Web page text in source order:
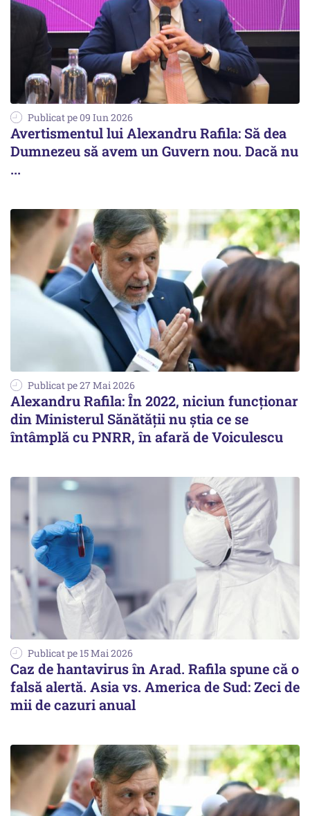
Publicat pe 09 Iun 2026
Avertismentul lui Alexandru Rafila: Să dea
Dumnezeu să avem un Guvern nou. Dacă nu
...
Publicat pe 27 Mai 2026
Alexandru Rafila: În 2022, niciun funcționar
din Ministerul Sănătății nu știa ce se
întâmplă cu PNRR, în afară de Voiculescu
Publicat pe 15 Mai 2026
Caz de hantavirus în Arad. Rafila spune că o
falsă alertă. Asia vs. America de Sud: Zeci de
mii de cazuri anual